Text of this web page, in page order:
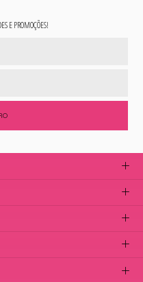
E PROMOÇÕES!